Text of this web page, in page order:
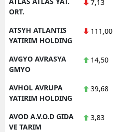
ORT.
7,13
ATSYH ATLANTIS
YATIRIM HOLDING
111,00
AVGYO AVRASYA
GMYO
14,50
AVHOL AVRUPA
YATIRIM HOLDING
39,68
AVOD A.V.O.D GIDA
VE TARIM
3,83